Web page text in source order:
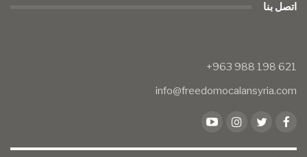
اتصل بنا
info@freedomocalansyria.com